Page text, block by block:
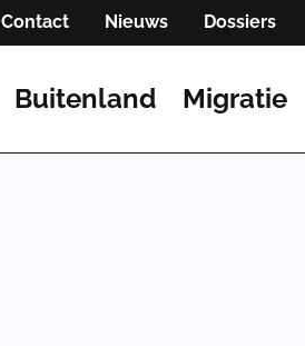
Contact Nieuws Dossiers
Buitenland Migratie